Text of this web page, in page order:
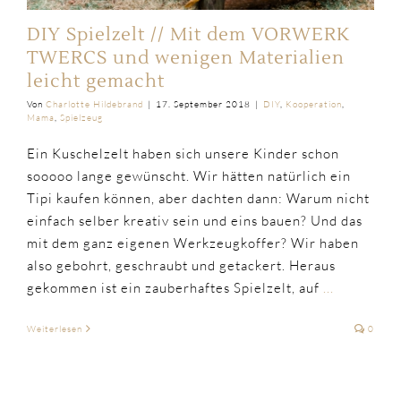
DIY Spielzelt // Mit dem VORWERK
TWERCS und wenigen Materialien
leicht gemacht
Von Charlotte Hildebrand | 17. September 2018 | DIY, Kooperation,
Mama, Spielzeug
Ein Kuschelzelt haben sich unsere Kinder schon
sooooo lange gewünscht. Wir hätten natürlich ein
Tipi kaufen können, aber dachten dann: Warum nicht
einfach selber kreativ sein und eins bauen? Und das
mit dem ganz eigenen Werkzeugkoffer? Wir haben
also gebohrt, geschraubt und getackert. Heraus
gekommen ist ein zauberhaftes Spielzelt, auf ...
Weiterlesen 0